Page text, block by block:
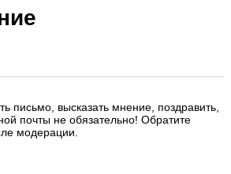
письмо, высказать мнение, поздравить,
почты не обязательно! Обратите
модерации.